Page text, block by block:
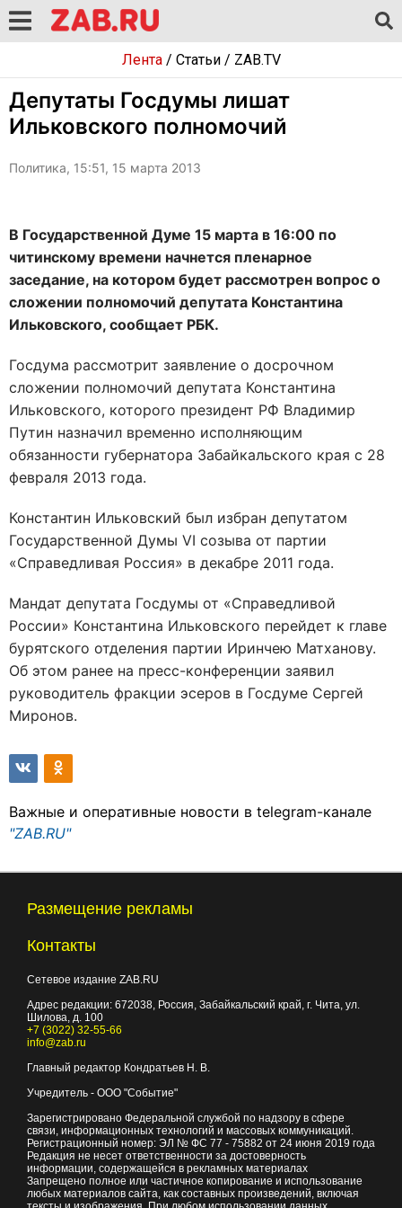
Лента/ Статьи/ ZAB.TV
Депутаты Госдумы лишат
Ильковского полномочий
Политика, 15:51, 15 марта 2013
В Государственной Думе 15 марта в 16:00 по
читинскому времени начнется пленарное
заседание, на котором будет рассмотрен вопрос о
сложении полномочий депутата Константина
Ильковского, сообщает РБК.
Госдума рассмотрит заявление о досрочном
сложении полномочий депутата Константина
Ильковского, которого президент РФ Владимир
Путин назначил временно исполняющим
обязанности губернатора Забайкальского края с 28
февраля 2013 года.
Константин Ильковский был избран депутатом
Государственной Думы VI созыва от партии
«Справедливая Россия» в декабре 2011 года.
Мандат депутата Госдумы от «Справедливой
России» Константина Ильковского перейдет к главе
бурятского отделения партии Иринчею Матханову.
Об этом ранее на пресс-конференции заявил
руководитель фракции эсеров в Госдуме Сергей
Миронов.
Важные и оперативные новости в telegram-канале
"ZAB.RU"
Размещение рекламы
Контакты
Сетевое издание ZAB.RU
Адрес редакции: 672038, Россия, Забайкальский край, г. Чита, ул.
Шилова, д. 100
+7 (3022) 32-55-66
info@zab.ru
Главный редактор Кондратьев Н. В.
Учредитель - ООО "Событие"
Зарегистрировано Федеральной службой по надзору в сфере
связи, информационных технологий и массовых коммуникаций.
Регистрационный номер: ЭЛ № ФС 77 - 75882 от 24 июня 2019 года
Редакция не несет ответственности за достоверность
информации, содержащейся в рекламных материалах
Запрещено полное или частичное копирование и использование
любых материалов сайта, как составных произведений, включая